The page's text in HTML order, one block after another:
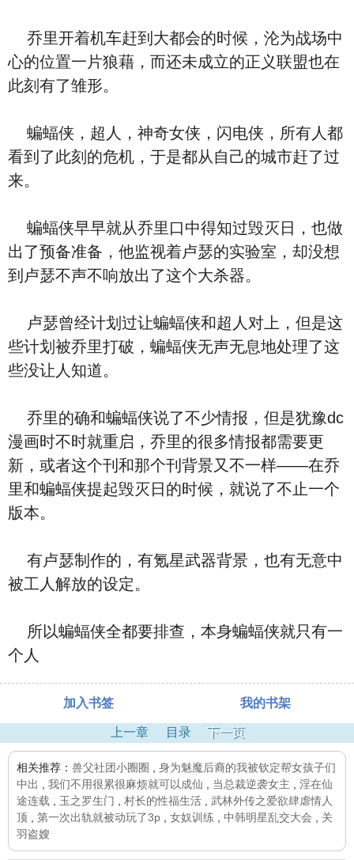
乔里开着机车赶到大都会的时候，沦为战场中
心的位置一片狼藉，而还未成立的正义联盟也在
此刻有了雏形。
蝙蝠侠，超人，神奇女侠，闪电侠，所有人都
看到了此刻的危机，于是都从自己的城市赶了过
来。
蝙蝠侠早早就从乔里口中得知过毁灭日，也做
出了预备准备，他监视着卢瑟的实验室，却没想
到卢瑟不声不响放出了这个大杀器。
卢瑟曾经计划过让蝙蝠侠和超人对上，但是这
些计划被乔里打破，蝙蝠侠无声无息地处理了这
些没让人知道。
乔里的确和蝙蝠侠说了不少情报，但是犹豫dc
漫画时不时就重启，乔里的很多情报都需要更
新，或者这个刊和那个刊背景又不一样——在乔
里和蝙蝠侠提起毁灭日的时候，就说了不止一个
版本。
有卢瑟制作的，有氪星武器背景，也有无意中
被工人解放的设定。
所以蝙蝠侠全都要排查，本身蝙蝠侠就只有一
个人
加入书签 我的书架
上一章 目录 下一页
相关推荐： 兽父社团小圈圈
身为魅魔后裔的我被钦定帮女孩子们
中出
我们不用很累很麻烦就可以成仙 当总裁逆袭女主
淫在仙
途连载
玉之罗生门 村长的性福生活
武林外传之爱欲肆虐情人
顶
第一次出轨就被动玩了3p 女奴训练 中韩明星乱交大会
关
羽盗嫂